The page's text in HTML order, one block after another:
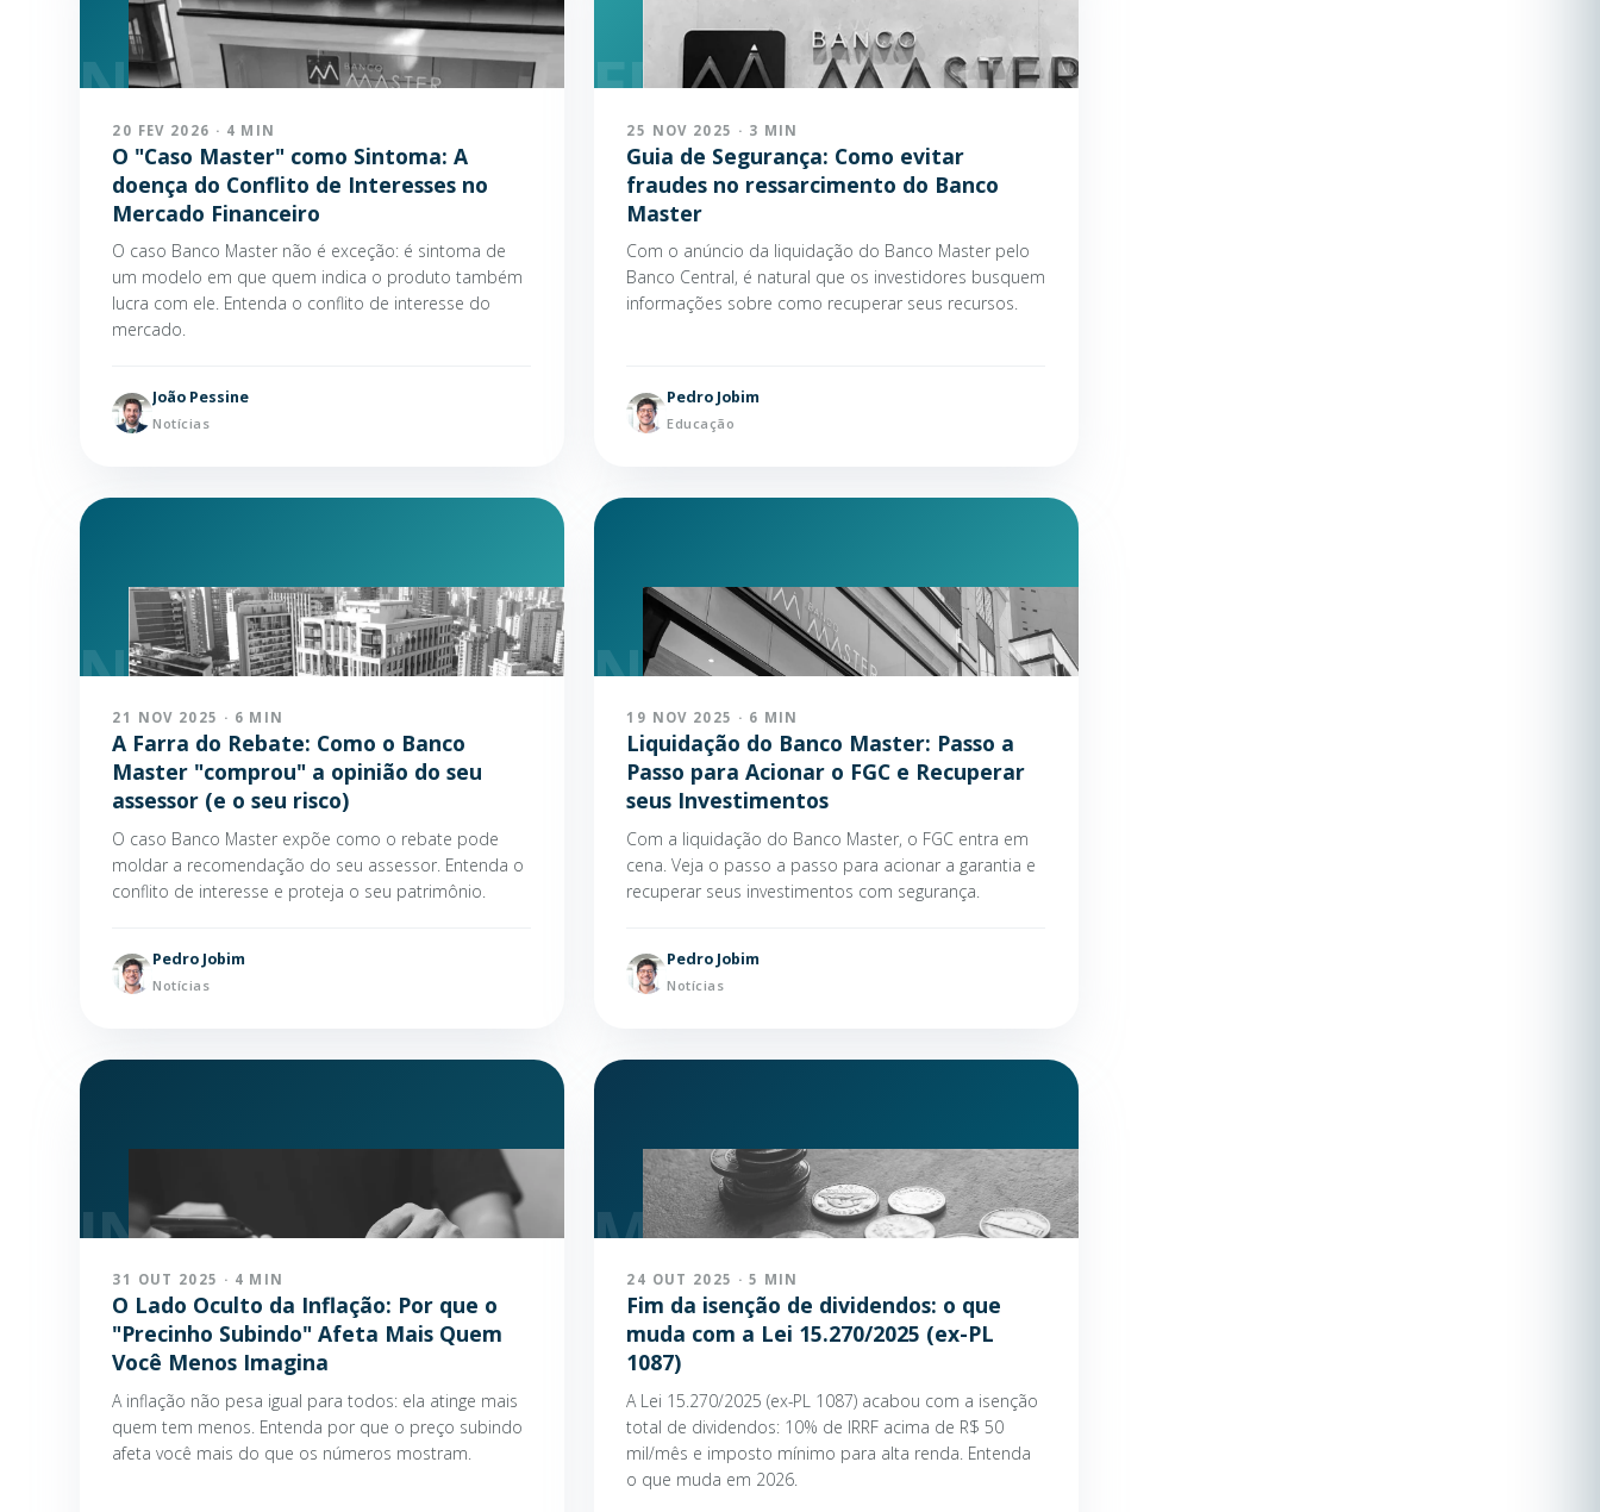
20 FEV 2026 · 4 MIN
O "Caso Master" como Sintoma: A
doença do Conflito de Interesses no
Mercado Financeiro
O caso Banco Master não é exceção: é sintoma de
um modelo em que quem indica o produto também
lucra com ele. Entenda o conflito de interesse do
mercado.
João Pessine
Notícias
25 NOV 2025 · 3 MIN
Guia de Segurança: Como evitar
fraudes no ressarcimento do Banco
Master
Com o anúncio da liquidação do Banco Master pelo
Banco Central, é natural que os investidores busquem
informações sobre como recuperar seus recursos.
Pedro Jobim
Educação
21 NOV 2025 · 6 MIN
A Farra do Rebate: Como o Banco
Master "comprou" a opinião do seu
assessor (e o seu risco)
O caso Banco Master expõe como o rebate pode
moldar a recomendação do seu assessor. Entenda o
conflito de interesse e proteja o seu patrimônio.
Pedro Jobim
Notícias
19 NOV 2025 · 6 MIN
Liquidação do Banco Master: Passo a
Passo para Acionar o FGC e Recuperar
seus Investimentos
Com a liquidação do Banco Master, o FGC entra em
cena. Veja o passo a passo para acionar a garantia e
recuperar seus investimentos com segurança.
Pedro Jobim
Notícias
31 OUT 2025 · 4 MIN
O Lado Oculto da Inflação: Por que o
"Precinho Subindo" Afeta Mais Quem
Você Menos Imagina
A inflação não pesa igual para todos: ela atinge mais
quem tem menos. Entenda por que o preço subindo
afeta você mais do que os números mostram.
24 OUT 2025 · 5 MIN
Fim da isenção de dividendos: o que
muda com a Lei 15.270/2025 (ex-PL
1087)
A Lei 15.270/2025 (ex-PL 1087) acabou com a isenção
total de dividendos: 10% de IRRF acima de R$ 50
mil/mês e imposto mínimo para alta renda. Entenda
o que muda em 2026.